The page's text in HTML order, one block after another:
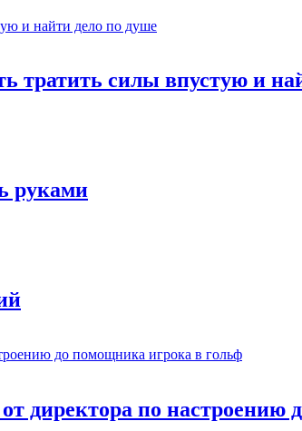
тратить силы впустую и
руками
директора по настроению